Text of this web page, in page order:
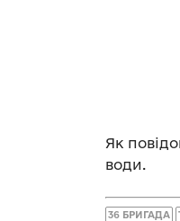
Як
води.
36 БРИГАДА